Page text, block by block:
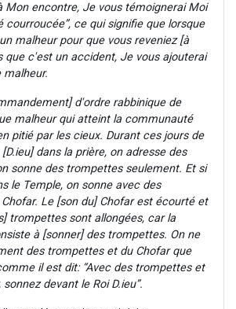
Mon encontre, Je vous témoignerai Moi
courroucée”, ce qui signifie que lorsque
malheur pour que vous reveniez [à
que c'est un accident, Je vous ajouterai
malheur.
d'ordre rabbinique de
malheur qui atteint la communauté
pitié par les cieux. Durant ces jours de
dans la prière, on adresse des
sonne des trompettes seulement. Et si
le Temple, on sonne avec des
Le [son du] Chofar est écourté et
trompettes sont allongées, car la
à [sonner] des trompettes. On ne
des trompettes et du Chofar que
il est dit: “Avec des trompettes et
devant le Roi D.ieu”.